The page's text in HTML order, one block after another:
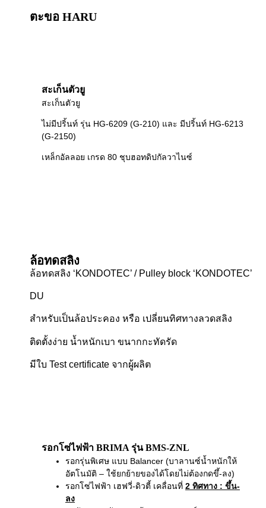
ตะขอ HARU
สะเก็นตัวยู
สะเก็นตัวยู
ไม่มีปริ้นท์ รุ่น HG-6209 (G-210) และ มีปริ้นท์ HG-6213
(G-2150)
เหล็กอัลลอย เกรด 80 ชุบฮอทดิปกัลวาไนซ์
ล้อทดสลิง
ล้อทดสลิง ‘KONDOTEC’ / Pulley block ‘KONDOTEC’
DU
สำหรับเป็นล้อประคอง หรือ เปลี่ยนทิศทางลวดสลิง
ติดตั้งง่าย น้ำหนักเบา ขนากกะทัดรัด
มีใบ Test certificate จากผู้ผลิต
รอกโซ่ไฟฟ้า BRIMA รุ่น BMS-ZNL
รอกรุ่นพิเศษ แบบ Balancer (บาลานซ์น้ำหนักให้
อัตโนมัติ – ใช้ยกย้ายของได้โดยไม่ต้องกดขึ้-ลง)
รอกโซ่ไฟฟ้า เฮฟวี่-ดิวตี้ เคลื่อนที่ 2 ทิศทาง : ขึ้น-
ลง